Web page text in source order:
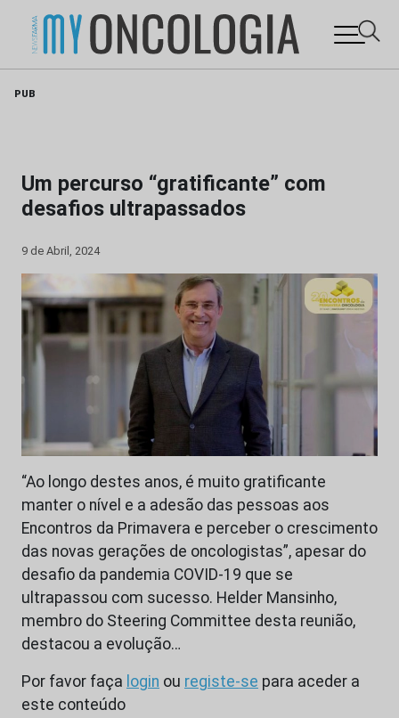
PUB
Um percurso “gratificante” com
desafios ultrapassados
9 de Abril, 2024
“Ao longo destes anos, é muito gratificante
manter o nível e a adesão das pessoas aos
Encontros da Primavera e perceber o crescimento
das novas gerações de oncologistas”, apesar do
desafio da pandemia COVID-19 que se
ultrapassou com sucesso. Helder Mansinho,
membro do Steering Committee desta reunião,
destacou a evolução…
Por favor faça login ou registe-se para aceder a
este conteúdo